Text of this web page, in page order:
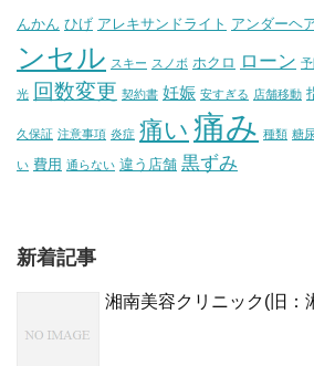
んかん ひげ アレキサンドライト アンダーヘ
ンセル スキー スノボ ホクロ ローン
光 回数変更 契約書 妊娠 安すぎる 店舗移動
久保証 注意事項 炎症 痛い 痛み 種類 糖
い 費用 通らない 違う店舗 黒ずみ
新着記事
湘南美容クリニック(旧：